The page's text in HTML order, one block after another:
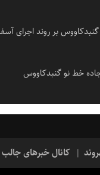
بر روند اجرای
خط نو گنبدکاووس
کانال خبرهای جالب